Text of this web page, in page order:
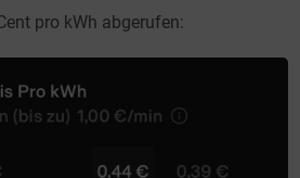
pro kWh abgerufen: